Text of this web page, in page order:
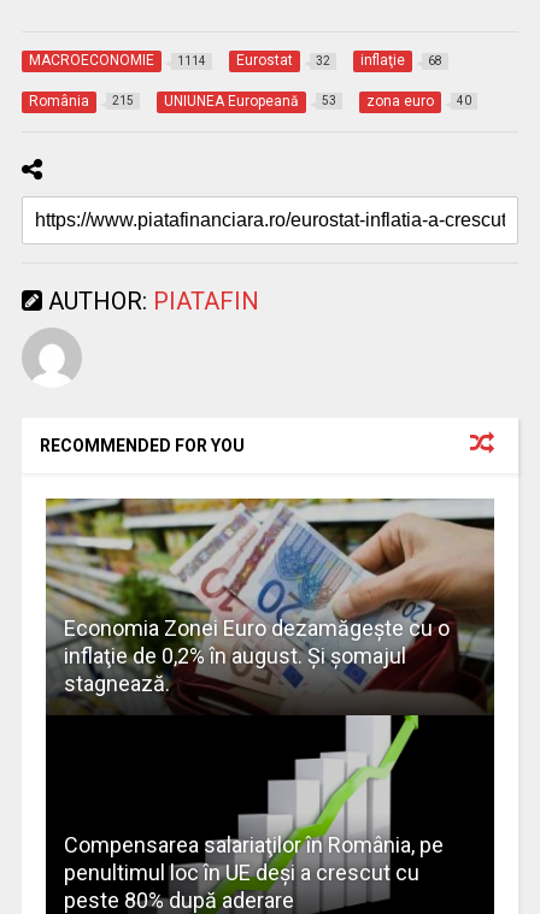
MACROECONOMIE 1114 Eurostat 32 inflaţie 68
România 215 UNIUNEA Europeană 53 zona euro 40
AUTHOR: PIATAFIN
RECOMMENDED FOR YOU
Economia Zonei Euro dezamăgeşte cu o
inflaţie de 0,2% în august. Şi şomajul
stagnează.
Compensarea salariaţilor în România, pe
penultimul loc în UE deşi a crescut cu
peste 80% după aderare